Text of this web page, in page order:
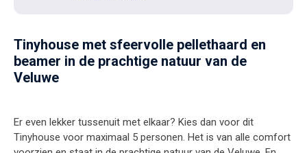
Tinyhouse met sfeervolle pellethaard en
beamer in de prachtige natuur van de
Veluwe
Er even lekker tussenuit met elkaar? Kies dan voor dit
Tinyhouse voor maximaal 5 personen. Het is van alle comfort